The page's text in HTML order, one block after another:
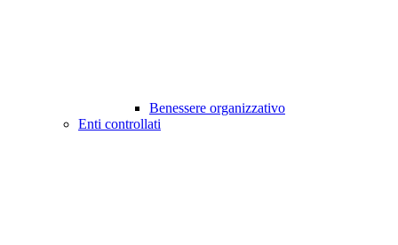
Benessere organizzativo
Enti controllati